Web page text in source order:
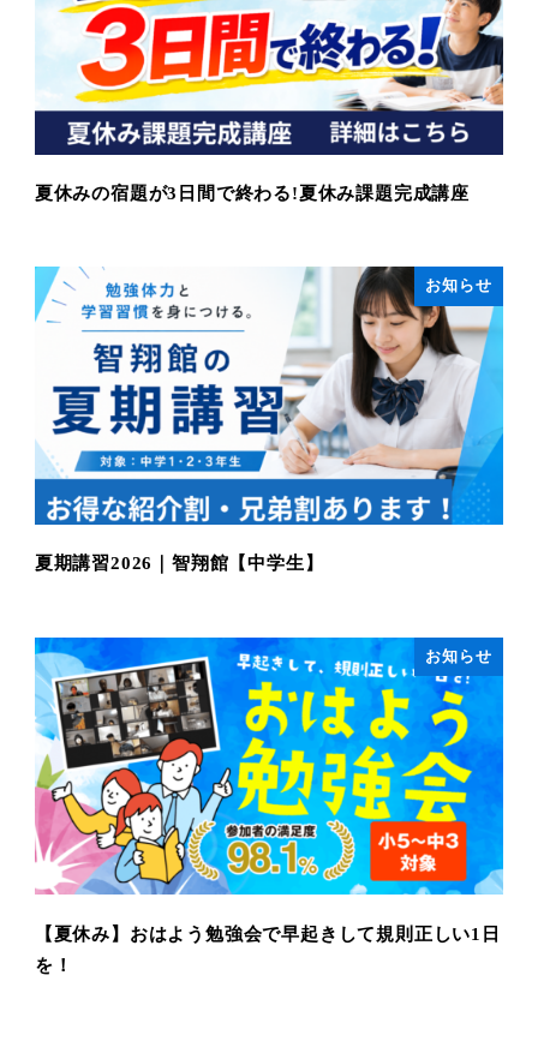
夏休みの宿題が3日間で終わる!夏休み課題完成講座
お知らせ
夏期講習2026｜智翔館【中学生】
お知らせ
【夏休み】おはよう勉強会で早起きして規則正しい1日
を！